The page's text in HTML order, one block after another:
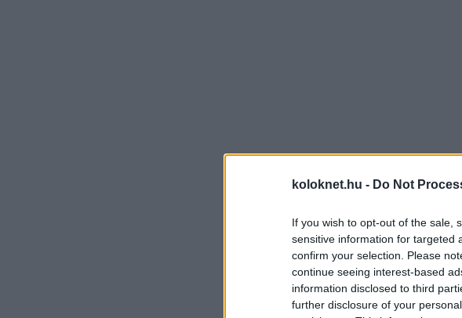
koloknet.hu - Do Not
If you wish to opt-out of the sale,
sensitive information for targeted
confirm your selection. Please
continue seeing interest-based
information disclosed to third
further disclosure of your